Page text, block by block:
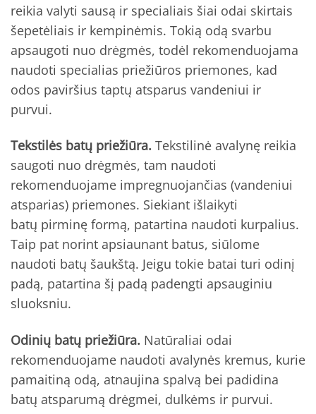
reikia valyti sausą ir specialiais šiai odai skirtais
šepetėliais ir kempinėmis. Tokią odą svarbu
apsaugoti nuo drėgmės, todėl rekomenduojama
naudoti specialias priežiūros priemones, kad
odos paviršius taptų atsparus vandeniui ir
purvui.
Tekstilės batų priežiūra. Tekstilinė avalynę reikia
saugoti nuo drėgmės, tam naudoti
rekomenduojame impregnuojančias (vandeniui
atsparias) priemones. Siekiant išlaikyti
batų pirminę formą, patartina naudoti kurpalius.
Taip pat norint apsiaunant batus, siūlome
naudoti batų šaukštą. Jeigu tokie batai turi odinį
padą, patartina šį padą padengti apsauginiu
sluoksniu.
Odinių batų priežiūra. Natūraliai odai
rekomenduojame naudoti avalynės kremus, kurie
pamaitiną odą, atnaujina spalvą bei padidina
batų atsparumą drėgmei, dulkėms ir purvui.